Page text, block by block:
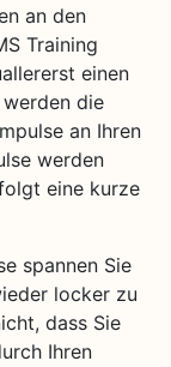
an den
Training
einen
die
an Ihren
werden
eine kurze
spannen Sie
locker zu
dass Sie
Ihren